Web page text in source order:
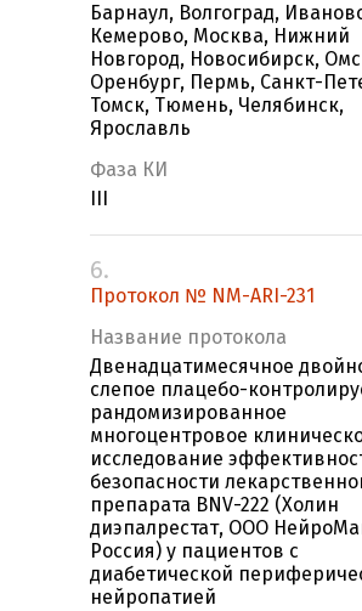
Барнаул, Волгоград,
Кемерово, Москва, Нижний
Новгород, Новосибирск,
Оренбург, Пермь, Санкт-
Томск, Тюмень, Челябинск,
Ярославль
Фаза КИ
6.
Протокол № NM-ARI-231
Название протокола
Двенадцатимесячное
слепое плацебо-
рандомизированное
многоцентровое
исследование
безопасности
препарата BNV-222 (Холин
диэпалрестат, ООО
Россия) у пациентов с
диабетической
нейропатией